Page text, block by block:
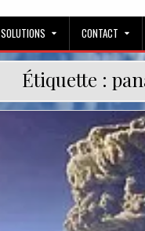
SOLUTIONS CONTACT
Étiquette :
Posted